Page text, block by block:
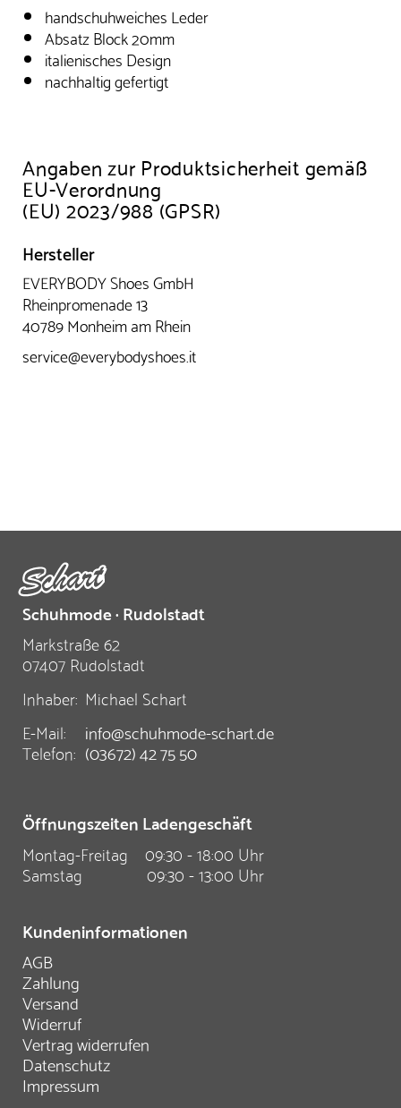
handschuhweiches Leder
Absatz Block 20mm
italienisches Design
nachhaltig gefertigt
Angaben zur Produktsicherheit gemäß
EU-Verordnung
(EU) 2023/988 (GPSR)
Hersteller
EVERYBODY Shoes GmbH
Rheinpromenade 13
40789 Monheim am Rhein
service@everybodyshoes.it
Schuhmode · Rudolstadt
Markstraße 62
07407 Rudolstadt
Inhaber: Michael Schart
E-Mail:
info@schuhmode-schart.de
Telefon: (03672) 42 75 50
Öffnungszeiten Ladengeschäft
Montag-Freitag
09:30 - 18:00 Uhr
Samstag
09:30 - 13:00 Uhr
Kundeninformationen
AGB
Zahlung
Versand
Widerruf
Vertrag widerrufen
Datenschutz
Impressum